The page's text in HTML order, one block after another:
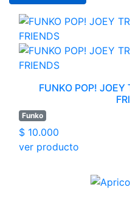
FUNKO POP! JOEY
Funko
$ 10.000
ver producto